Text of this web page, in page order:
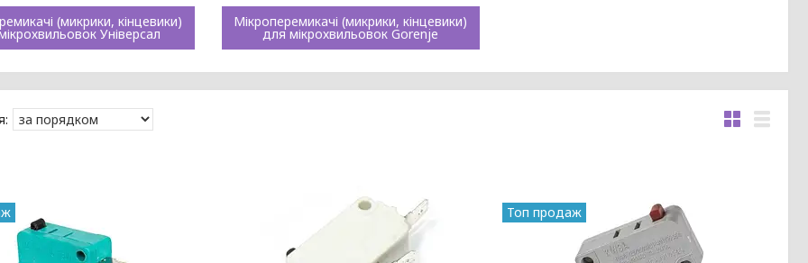
(микрики, кінцевики)
Універсал
Мікроперемикачі (микрики, кінцевики)
для мікрохвильовок Gorenje
Топ продаж